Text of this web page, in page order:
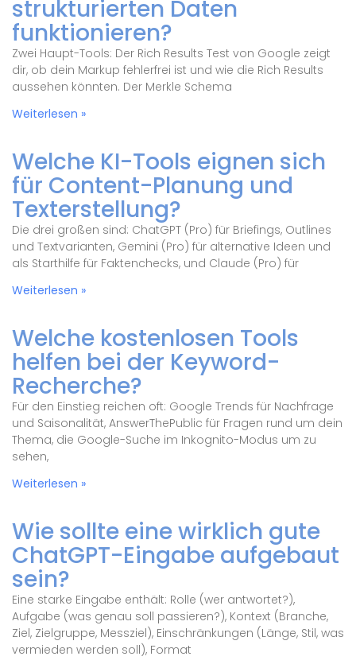
strukturierten Daten
funktionieren?
Zwei Haupt-Tools: Der Rich Results Test von Google zeigt
dir, ob dein Markup fehlerfrei ist und wie die Rich Results
aussehen könnten. Der Merkle Schema
Weiterlesen »
Welche KI-Tools eignen sich
für Content-Planung und
Texterstellung?
Die drei großen sind: ChatGPT (Pro) für Briefings, Outlines
und Textvarianten, Gemini (Pro) für alternative Ideen und
als Starthilfe für Faktenchecks, und Claude (Pro) für
Weiterlesen »
Welche kostenlosen Tools
helfen bei der Keyword-
Recherche?
Für den Einstieg reichen oft: Google Trends für Nachfrage
und Saisonalität, AnswerThePublic für Fragen rund um dein
Thema, die Google-Suche im Inkognito-Modus um zu
sehen,
Weiterlesen »
Wie sollte eine wirklich gute
ChatGPT-Eingabe aufgebaut
sein?
Eine starke Eingabe enthält: Rolle (wer antwortet?),
Aufgabe (was genau soll passieren?), Kontext (Branche,
Ziel, Zielgruppe, Messziel), Einschränkungen (Länge, Stil, was
vermieden werden soll), Format